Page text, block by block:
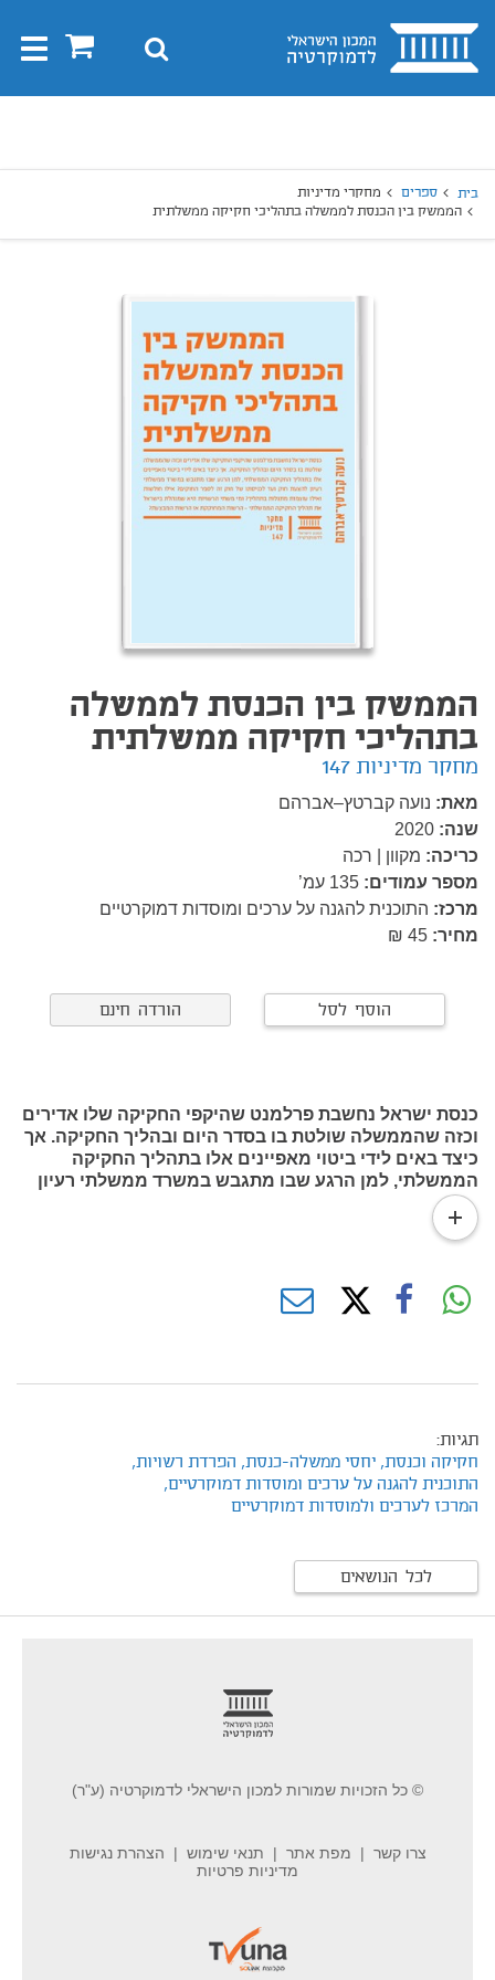
בית 0 חיפוש
בית ספרים
מחקרי מדיניות
הממשק בין הכנסת לממשלה בתהליכי חקיקה ממשלתית
הממשק בין הכנסת לממשלה
בתהליכי חקיקה ממשלתית
מחקר מדיניות 147
מאת: נועה קברטץ–אברהם
שנה: 2020
כריכה: מקוון | רכה
מספר עמודים: 135 עמ’
מרכז: התוכנית להגנה על ערכים ומוסדות דמוקרטיים
מחיר:
הוסף לסל הורדה חינם
כנסת ישראל נחשבת פרלמנט שהיקפי החקיקה שלו אדירים
וכזה שהממשלה שולטת בו בסדר היום ובהליך החקיקה. אך
כיצד באים לידי ביטוי מאפיינים אלו בתהליך החקיקה
הממשלתי, למן הרגע שבו מתגבש במשרד ממשלתי רעיון
להצעת חוק ועד לכניסתו של חוק זה לספר החוקים? אילו
חולשות ואילו עוצמות מתגלות בתהליך? ומי משתי הרשויות
היא שמנהלת בישראל את תהליך החקיקה הממשלתי –
read
more
תגיות:
חקיקה וכנסת, יחסי ממשלה-כנסת, הפרדת רשויות,
התוכנית להגנה על ערכים ומוסדות דמוקרטיים,
המרכז לערכים ולמוסדות דמוקרטיים
לכל הנושאים
© כל הזכויות שמורות למכון הישראלי לדמוקרטיה (ע"ר)
צרו קשר מפת אתר תנאי שימוש
הצהרת נגישות
מדיניות פרטיות